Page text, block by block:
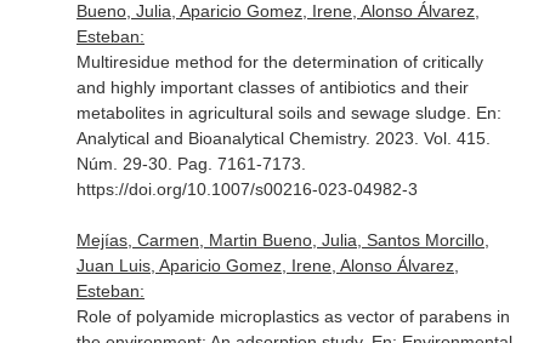
Bueno, Julia, Aparicio Gomez, Irene, Alonso Álvarez,
Esteban:
Multiresidue method for the determination of critically
and highly important classes of antibiotics and their
metabolites in agricultural soils and sewage sludge. En:
Analytical and Bioanalytical Chemistry. 2023. Vol. 415.
Núm. 29-30. Pag. 7161-7173.
https://doi.org/10.1007/s00216-023-04982-3
Mejías, Carmen, Martin Bueno, Julia, Santos Morcillo,
Juan Luis, Aparicio Gomez, Irene, Alonso Álvarez,
Esteban:
Role of polyamide microplastics as vector of parabens in